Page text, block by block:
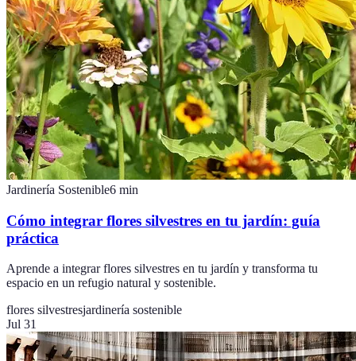
Jardinería Sostenible6 min
Cómo integrar flores silvestres en tu jardín: guía
práctica
Aprende a integrar flores silvestres en tu jardín y transforma tu
espacio en un refugio natural y sostenible.
flores silvestresjardinería sostenible
Jul 31